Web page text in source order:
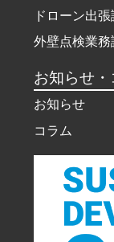
ドローン出張
外壁点検業務
お知らせ・
お知らせ
コラム